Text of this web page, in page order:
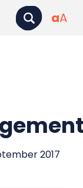
aA
2017